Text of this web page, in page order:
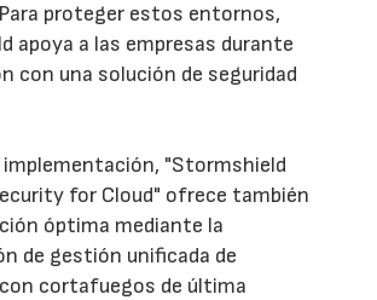
proteger estos entornos,
apoya a las empresas durante
con una solución de seguridad
implementación, "Stormshield
for Cloud" ofrece también
óptima mediante la
de gestión unificada de
cortafuegos de última